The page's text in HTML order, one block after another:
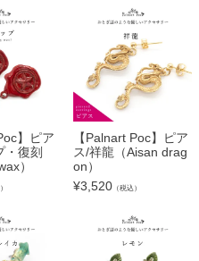
】ピア
・復刻
）
【Palnart Poc】ピア
ス/祥龍（Aisan drag
on）
¥3,520（税込）